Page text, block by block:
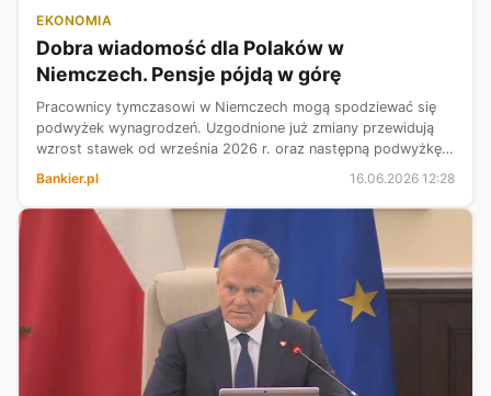
EKONOMIA
Dobra wiadomość dla Polaków w
Niemczech. Pensje pójdą w górę
Pracownicy tymczasowi w Niemczech mogą spodziewać się
podwyżek wynagrodzeń. Uzgodnione już zmiany przewidują
wzrost stawek od września 2026 r. oraz następną podwyżkę
Polaków zatrudnionych za Od...
Bankier.pl 16.06.2026 12:28